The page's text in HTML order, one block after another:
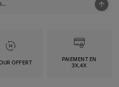
OFFERT
PAIEMENT EN
3X,4X